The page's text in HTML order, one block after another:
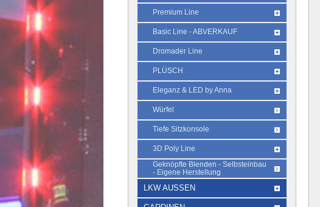
Premium Line
Basic Line - ABVERKAUF
Dromader Line
PLÜSCH
Eleganz & LED by Anna
Würfel
Tiefe Sitzkonsole
3D Poly Line
Geknöpfte Blenden - Selbsteinbau
- Eigene Herstellung
LKW AUSSEN